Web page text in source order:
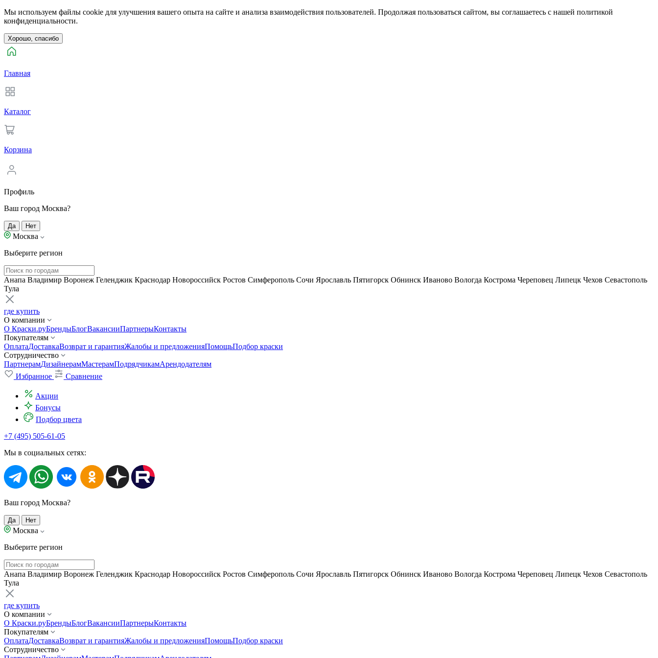
Мы используем файлы cookie для улучшения вашего опыта на сайте и анализа взаимодействия пользователей. Продолжая пользоваться сайтом, вы соглашаетесь с нашей политикой
конфиденциальности.
Хорошо, спасибо
Главная
Каталог
Корзина
Профиль
Ваш город Москва?
Да Нет
Москва
Выберите регион
Анапа Владимир Воронеж Геленджик Краснодар Новороссийск Ростов Симферополь Сочи Ярославль Пятигорск Обнинск Иваново Вологда Кострома Череповец Липецк Чехов Севастополь
Тула
где купить
О компании
О Краски.руБрендыБлогВакансииПартнерыКонтакты
Покупателям
ОплатаДоставкаВозврат и гарантияЖалобы и предложенияПомощьПодбор краски
Сотрудничество
ПартнерамДизайнерамМастерамПодрядчикамАрендодателям
Избранное
Сравнение
Акции
Бонусы
Подбор цвета
+7 (495) 505-61-05
Мы в социальных сетях:
Ваш город Москва?
Да Нет
Москва
Выберите регион
Анапа Владимир Воронеж Геленджик Краснодар Новороссийск Ростов Симферополь Сочи Ярославль Пятигорск Обнинск Иваново Вологда Кострома Череповец Липецк Чехов Севастополь
Тула
где купить
О компании
О Краски.руБрендыБлогВакансииПартнерыКонтакты
Покупателям
ОплатаДоставкаВозврат и гарантияЖалобы и предложенияПомощьПодбор краски
Сотрудничество